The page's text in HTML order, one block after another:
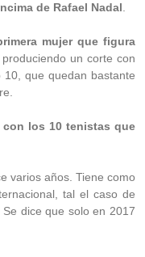
de Rafael Nadal
mujer que figura
un corte con
que quedan bastante
con los 10 tenistas que
varios años. Tiene como
tal el caso de
dice que solo en 2017